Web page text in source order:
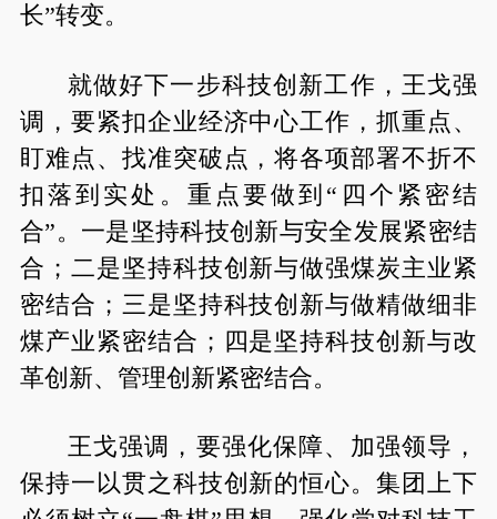
长”转变。
就做好下一步科技创新工作，王戈强
调，要紧扣企业经济中心工作，抓重点、
盯难点、找准突破点，将各项部署不折不
扣落到实处。重点要做到“四个紧密结
合”。一是坚持科技创新与安全发展紧密结
合；二是坚持科技创新与做强煤炭主业紧
密结合；三是坚持科技创新与做精做细非
煤产业紧密结合；四是坚持科技创新与改
革创新、管理创新紧密结合。
王戈强调，要强化保障、加强领导，
保持一以贯之科技创新的恒心。集团上下